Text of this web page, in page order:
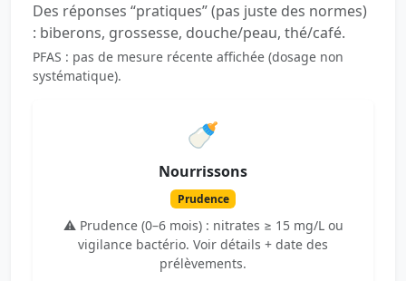
Des réponses “pratiques” (pas juste des normes)
: biberons, grossesse, douche/peau, thé/café.
PFAS : pas de mesure récente affichée (dosage non
systématique).
🍼
Nourrissons
Prudence
⚠️ Prudence (0–6 mois) : nitrates ≥ 15 mg/L ou
vigilance bactério. Voir détails + date des
prélèvements.